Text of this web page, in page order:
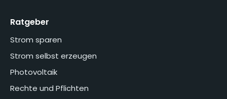
Ratgeber
Strom sparen
Strom selbst erzeugen
Photovoltaik
Rechte und Pflichten